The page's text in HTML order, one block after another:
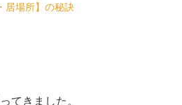
居場所】の秘訣
てきました。